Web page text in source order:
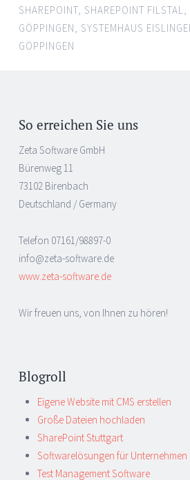
SHAREPOINT, SHAREPOINT FILSTAL,
GÖPPINGEN, SYSTEMHAUS
GÖPPINGEN
So erreichen Sie uns
Zeta Software GmbH
Bürenweg 11
73102 Birenbach
Deutschland / Germany
Telefon 07161/98897-0
info@zeta-software.de
www.zeta-software.de
Wir freuen uns, von Ihnen zu hören!
Blogroll
Eigene Website mit CMS erstellen
Große Dateien hochladen
SharePoint Stuttgart
Softwarelösungen für Unternehmen
Test Management Software